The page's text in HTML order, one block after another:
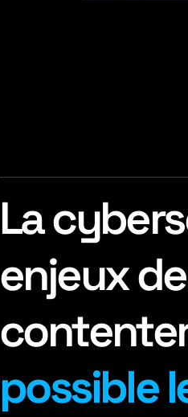
La
enjeux
possible